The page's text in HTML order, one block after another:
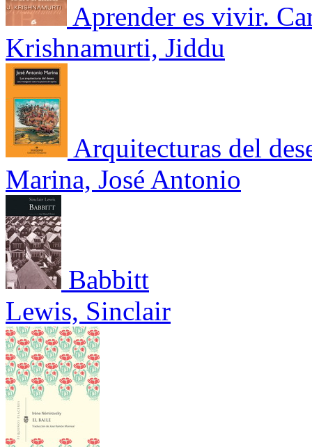
Aprender es vivir.
Krishnamurti, Jiddu
Arquitecturas del
Marina, José Antonio
Babbitt
Lewis, Sinclair